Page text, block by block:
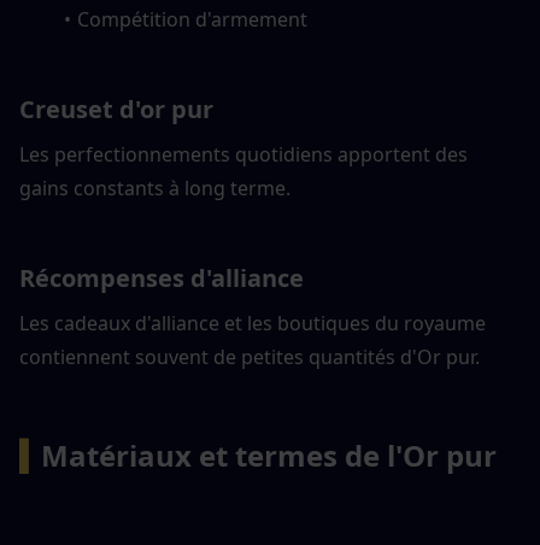
Compétition d'armement
Creuset d'or pur
Les perfectionnements quotidiens apportent des
gains constants à long terme.
Récompenses d'alliance
Les cadeaux d'alliance et les boutiques du royaume
contiennent souvent de petites quantités d'Or pur.
Matériaux et termes de l'Or pur